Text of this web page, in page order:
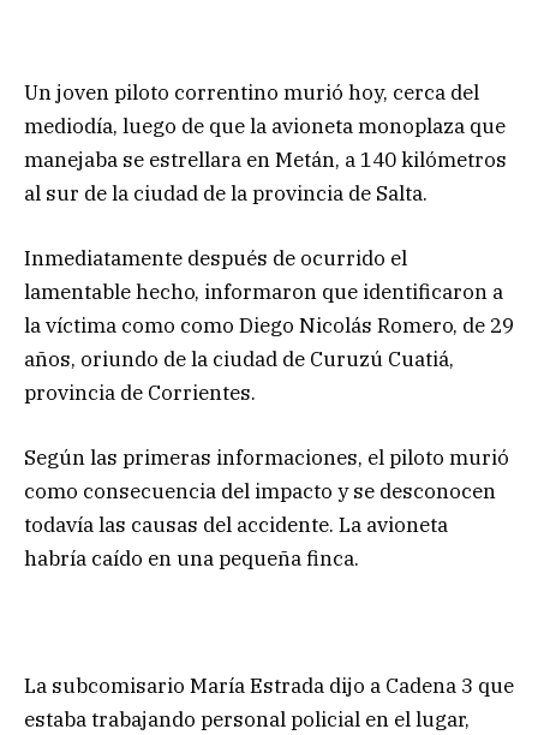
Un joven piloto correntino murió hoy, cerca del
mediodía, luego de que la avioneta monoplaza que
manejaba se estrellara en Metán, a 140 kilómetros
al sur de la ciudad de la provincia de Salta.
Inmediatamente después de ocurrido el
lamentable hecho, informaron que identificaron a
la víctima como como Diego Nicolás Romero, de 29
años, oriundo de la ciudad de Curuzú Cuatiá,
provincia de Corrientes.
Según las primeras informaciones, el piloto murió
como consecuencia del impacto y se desconocen
todavía las causas del accidente. La avioneta
habría caído en una pequeña finca.
La subcomisario María Estrada dijo a Cadena 3 que
estaba trabajando personal policial en el lugar,